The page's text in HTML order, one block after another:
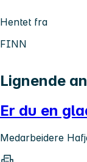
Hentet fra
FINN
Lignende
Er du en
Medarbeidere